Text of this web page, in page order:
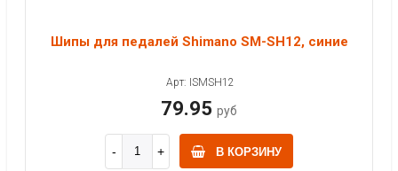
Шипы для педалей Shimano SM-SH12, синие
Арт: ISMSH12
79.95 руб
В КОРЗИНУ